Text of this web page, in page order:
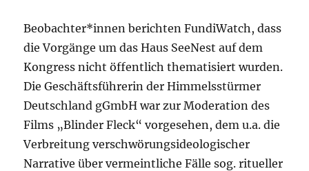
Beobachter*innen berichten FundiWatch, dass
die Vorgänge um das Haus SeeNest auf dem
Kongress nicht öffentlich thematisiert wurden.
Die Geschäftsführerin der Himmelsstürmer
Deutschland gGmbH war zur Moderation des
Films „Blinder Fleck“ vorgesehen, dem u.a. die
Verbreitung verschwörungsideologischer
Narrative über vermeintliche Fälle sog. ritueller